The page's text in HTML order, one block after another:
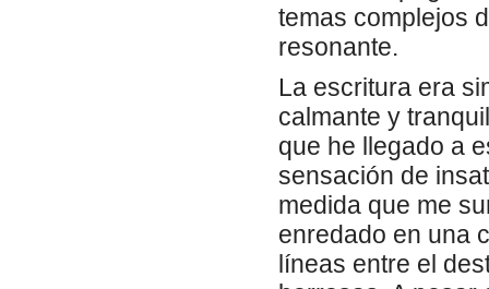
temas complejos
resonante.
La escritura era
calmante y
que he llegado a
sensación de
medida que me
enredado en una
líneas entre el